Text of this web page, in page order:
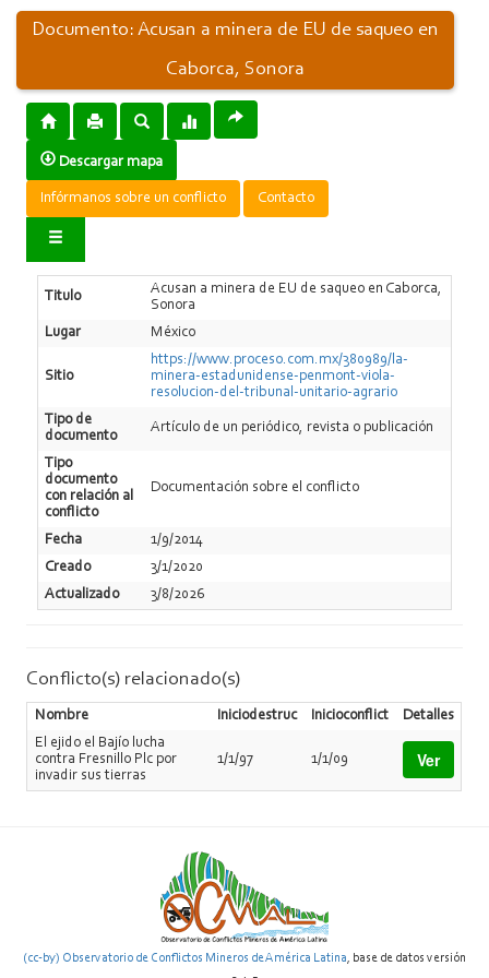
Documento: Acusan a minera de EU de saqueo en
Caborca, Sonora
Descargar mapa
Infórmanos sobre un conflicto Contacto
Titulo
Acusan a minera de EU de saqueo en Caborca,
Sonora
Lugar
México
Sitio
https://www.proceso.com.mx/380989/la-
minera-estadunidense-penmont-viola-
resolucion-del-tribunal-unitario-agrario
Tipo de
documento
Artí­culo de un periódico, revista o publicación
Tipo
documento
con relación al
conflicto
Documentación sobre el conflicto
Fecha
1/9/2014
Creado
3/1/2020
Actualizado
3/8/2026
Conflicto(s) relacionado(s)
Nombre Iniciodestruc Inicioconflict
Detalles
El ejido el Bajío lucha
contra Fresnillo Plc por
invadir sus tierras
1/1/97 1/1/09 Ver
(cc-by) Observatorio de Conflictos Mineros de América Latina, base de datos versión